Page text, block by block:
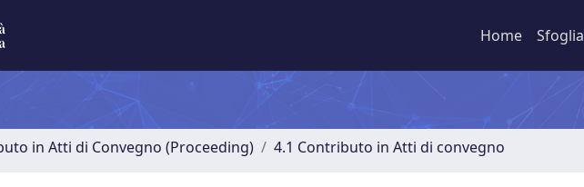
Home Sfoglia
in Atti di Convegno (Proceeding) 4.1 Contributo in Atti di convegno